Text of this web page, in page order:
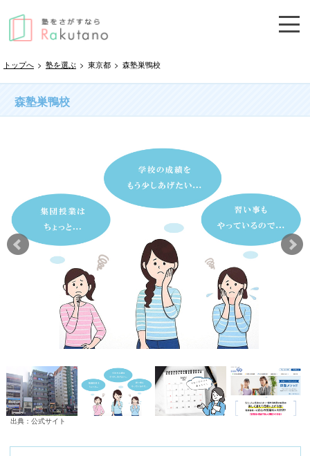
トップへ > 塾を選ぶ > 東京都 > 森塾巣鴨校
森塾巣鴨校
出典：公式サイト